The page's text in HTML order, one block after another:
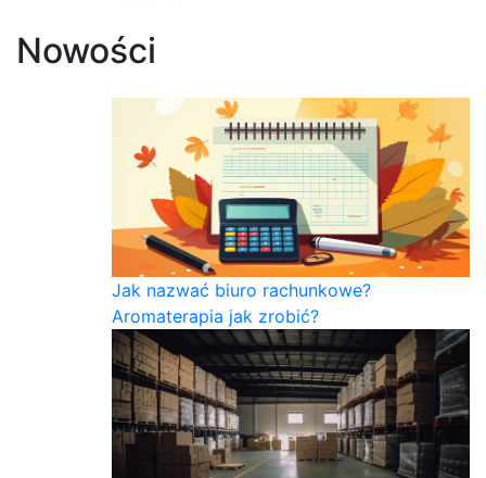
Nowości
Jak nazwać biuro rachunkowe?
Aromaterapia jak zrobić?